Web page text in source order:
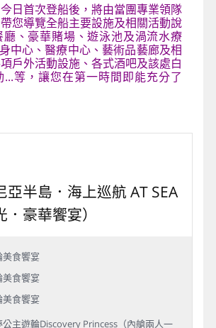
今日首次登船後，將由當團專業領隊
您導覽全船主要設施及相關活動說
廳、豪華賭場、遊泳池及渦流水療
中心、醫療中心、藝術品藝廊及相
戶外活動設施、各式酒吧及該處白
...等，讓您在第一時間即能充分了
亞半島．海上巡航 AT SEA
．豪華饗宴）
美食饗宴
美食饗宴
美食饗宴
公主遊輪Discovery Princess（內艙兩人一